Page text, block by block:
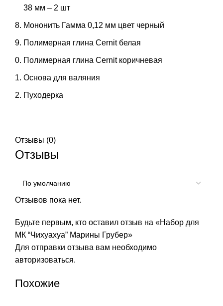
38 мм – 2 шт
Мононить Гамма 0,12 мм цвет черный
Полимерная глина Cernit белая
Полимерная глина Cernit коричневая
Основа для валяния
Пуходерка
Отзывы (0)
Отзывы
Отзывов пока нет.
Будьте первым, кто оставил отзыв на «Набор для
МК “Чихуахуа” Марины Грубер»
Для отправки отзыва вам необходимо
авторизоваться.
Похожие